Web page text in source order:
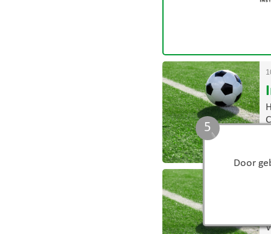
Door
4